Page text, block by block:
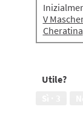
V
Cheratina
Utile?